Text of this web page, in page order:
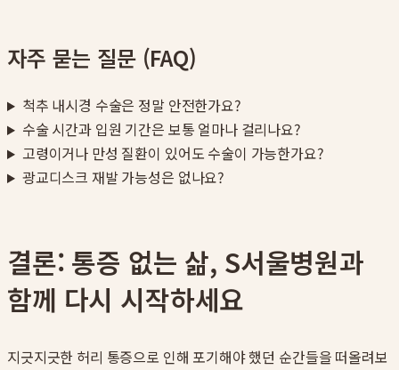
자주 묻는 질문 (FAQ)
척추 내시경 수술은 정말 안전한가요?
수술 시간과 입원 기간은 보통 얼마나 걸리나요?
고령이거나 만성 질환이 있어도 수술이 가능한가요?
광교디스크 재발 가능성은 없나요?
결론: 통증 없는 삶, S서울병원과
함께 다시 시작하세요
지긋지긋한 허리 통증으로 인해 포기해야 했던 순간들을 떠올려보